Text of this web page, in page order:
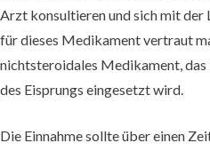
Arzt konsultieren und sich mit
für dieses Medikament vertraut
nichtsteroidales Medikament,
des Eisprungs eingesetzt wird.
Die Einnahme sollte über einen